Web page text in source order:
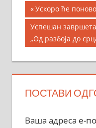
Кретање
чланка
Previous
Post:
Ускоро ће
Next
Post:
Успешан
„Од разбоја до
ПОСТАВИ
Ваша адреса е-